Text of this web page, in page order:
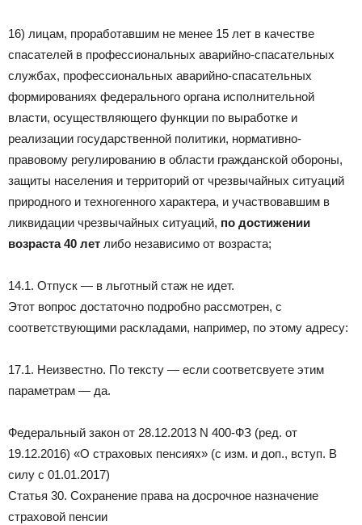
16) лицам, проработавшим не менее 15 лет в качестве
спасателей в профессиональных аварийно-спасательных
службах, профессиональных аварийно-спасательных
формированиях федерального органа исполнительной
власти, осуществляющего функции по выработке и
реализации государственной политики, нормативно-
правовому регулированию в области гражданской обороны,
защиты населения и территорий от чрезвычайных ситуаций
природного и техногенного характера, и участвовавшим в
ликвидации чрезвычайных ситуаций, по достижении
возраста 40 лет либо независимо от возраста;
14.1. Отпуск — в льготный стаж не идет.
Этот вопрос достаточно подробно рассмотрен, с
соответствующими раскладами, например, по этому адресу:
17.1. Неизвестно. По тексту — если соответсвуете этим
параметрам — да.
Федеральный закон от 28.12.2013 N 400-ФЗ (ред. от
19.12.2016) «О страховых пенсиях» (с изм. и доп., вступ. В
силу с 01.01.2017)
Статья 30. Сохранение права на досрочное назначение
страховой пенсии